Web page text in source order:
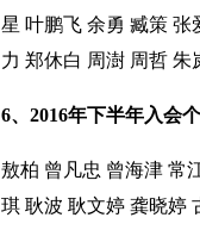
星 叶鹏飞 余勇 臧策 张
力 郑休白 周澍 周哲 朱
6、2016年下半年入会
敖柏 曾凡忠 曾海津 常
琪 耿波 耿文婷 龚晓婷